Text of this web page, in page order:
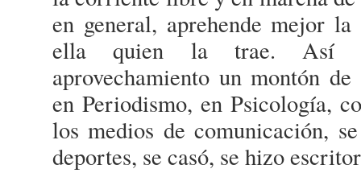
en general, aprehende mejor
ella quien la trae. Así
aprovechamiento un montón
en Periodismo, en Psicología,
los medios de comunicación,
deportes, se casó, se hizo